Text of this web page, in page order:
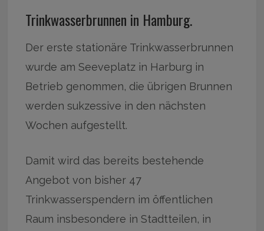
Trinkwasserbrunnen in Hamburg.
Der erste stationäre Trinkwasserbrunnen
wurde am Seeveplatz in Harburg in
Betrieb genommen, die übrigen Brunnen
werden sukzessive in den nächsten
Wochen aufgestellt.
Damit wird das bereits bestehende
Angebot von bisher 47
Trinkwasserspendern im öffentlichen
Raum insbesondere in Stadtteilen, in